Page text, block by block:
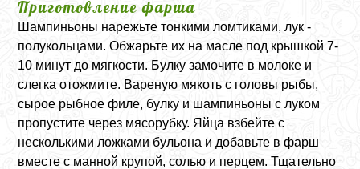
Приготовление фарша
Шампиньоны нарежьте тонкими ломтиками, лук -
полукольцами. Обжарьте их на масле под крышкой 7-
10 минут до мягкости. Булку замочите в молоке и
слегка отожмите. Вареную мякоть с головы рыбы,
сырое рыбное филе, булку и шампиньоны с луком
пропустите через мясорубку. Яйца взбейте с
несколькими ложками бульона и добавьте в фарш
вместе с манной крупой, солью и перцем. Тщательно